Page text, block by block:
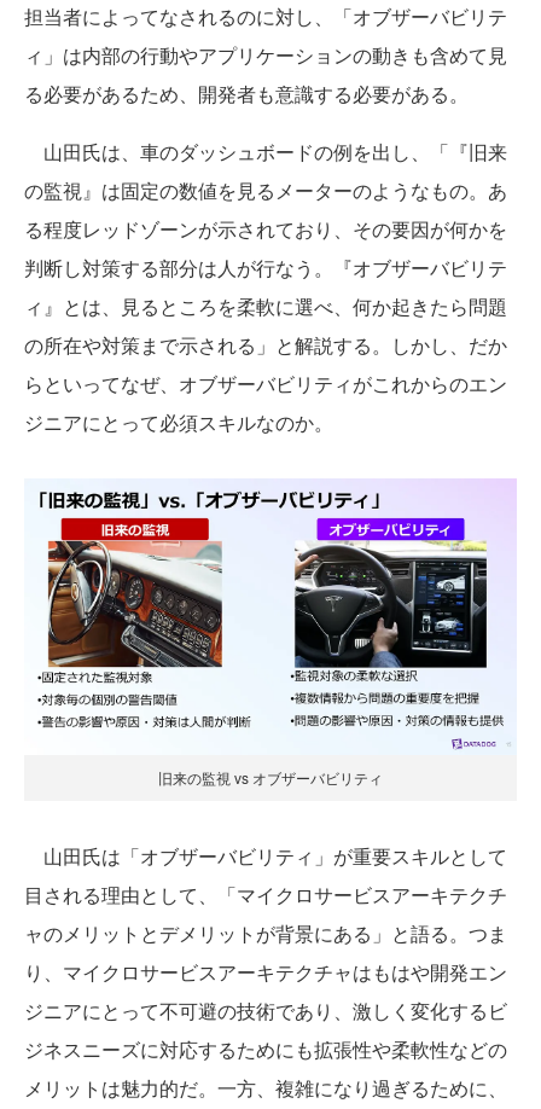
担当者によってなされるのに対し、「オブザーバビリテ
ィ」は内部の行動やアプリケーションの動きも含めて見
る必要があるため、開発者も意識する必要がある。
山田氏は、車のダッシュボードの例を出し、「『旧来
の監視』は固定の数値を見るメーターのようなもの。あ
る程度レッドゾーンが示されており、その要因が何かを
判断し対策する部分は人が行なう。『オブザーバビリテ
ィ』とは、見るところを柔軟に選べ、何か起きたら問題
の所在や対策まで示される」と解説する。しかし、だか
らといってなぜ、オブザーバビリティがこれからのエン
ジニアにとって必須スキルなのか。
旧来の監視 vs オブザーバビリティ
山田氏は「オブザーバビリティ」が重要スキルとして
目される理由として、「マイクロサービスアーキテクチ
ャのメリットとデメリットが背景にある」と語る。つま
り、マイクロサービスアーキテクチャはもはや開発エン
ジニアにとって不可避の技術であり、激しく変化するビ
ジネスニーズに対応するためにも拡張性や柔軟性などの
メリットは魅力的だ。一方、複雑になり過ぎるために、